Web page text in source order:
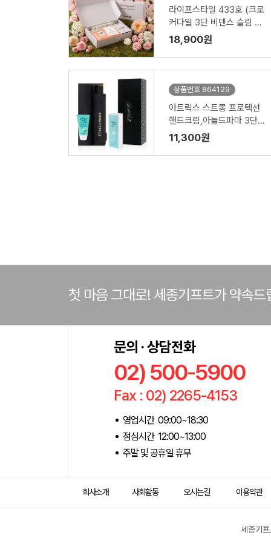
라이프스타일 433호 (크로
커다일 3단 비덴스 슬림 암
막 우양산 VIP+시그니처 타
올 220g)
18,900원
상품번호 864129
아트릭스 스트롱 프로텍션
핸드크림,아놀드파마 3단수
동솔리드 우산세트
11,300원
첫 마음 그대로! 세종기프트가 약속드
문의 · 상담전화
02) 500-5900
Fax : 02) 2265-4153
영업시간 09:00~18:30
점심시간 12:00~13:00
주말 및 공휴일 휴무
회사소개 사회활동 오시는길 이용약관
세종기